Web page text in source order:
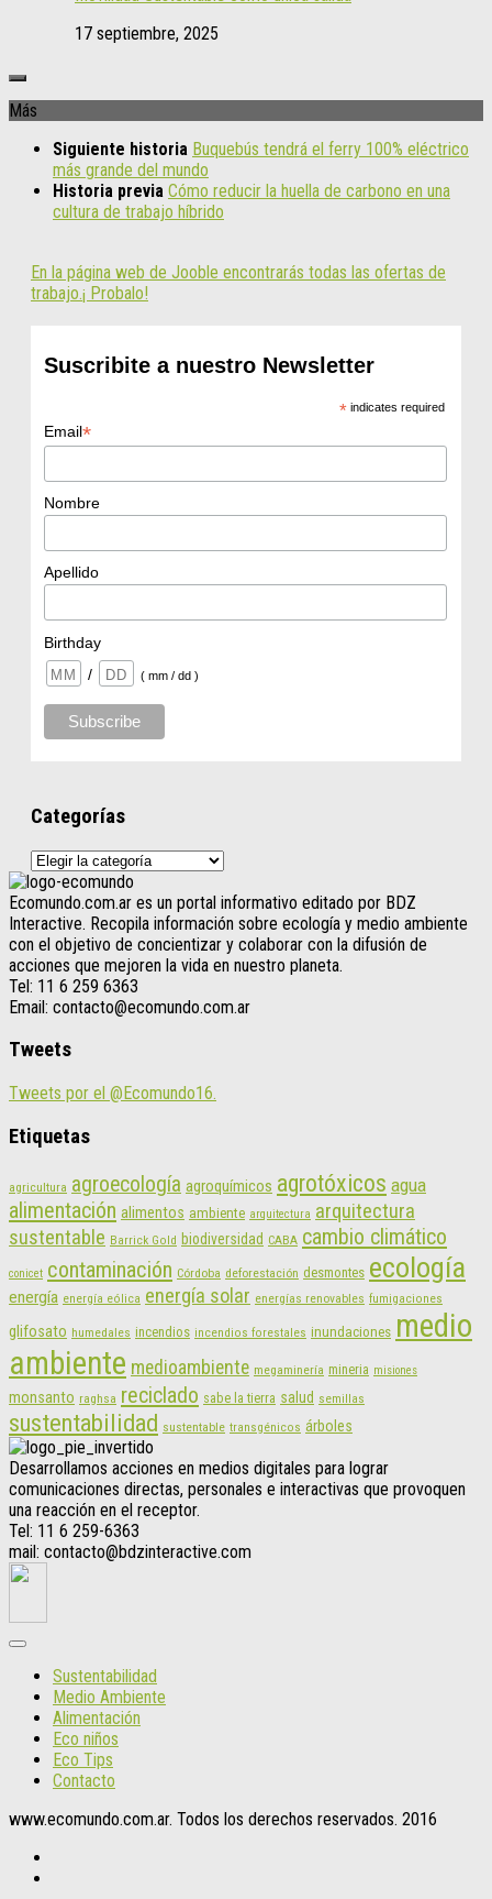
17 septiembre, 2025
Más
Siguiente historia Buquebús tendrá el ferry 100% eléctrico
más grande del mundo
Historia previa Cómo reducir la huella de carbono en una
cultura de trabajo híbrido
En la página web de Jooble encontrarás todas las ofertas de
trabajo.¡ Probalo!
Suscribite a nuestro Newsletter
*indicates required
Email*
Nombre
Apellido
Birthday
/
( mm / dd )
Categorías
Categorías
Ecomundo.com.ar es un portal informativo editado por BDZ
Interactive. Recopila información sobre ecología y medio ambiente
con el objetivo de concientizar y colaborar con la difusión de
acciones que mejoren la vida en nuestro planeta.
Tel: 11 6 259 6363
Email: contacto@ecomundo.com.ar
Tweets
Tweets por el @Ecomundo16.
Etiquetas
agricultura agroecología agroquímicos agrotóxicos agua
alimentación alimentos ambiente arquitectura arquitectura
sustentable Barrick Gold biodiversidad CABA cambio climático
conicet contaminación Córdoba deforestación desmontes ecología
energía energía eólica energía solar energías renovables fumigaciones
glifosato humedales incendios incendios forestales inundaciones medio
ambiente medioambiente megaminería mineria misiones
monsanto raghsa reciclado sabe la tierra salud semillas
sustentabilidad sustentable transgénicos árboles
Desarrollamos acciones en medios digitales para lograr
comunicaciones directas, personales e interactivas que provoquen
una reacción en el receptor.
Tel: 11 6 259-6363
mail: contacto@bdzinteractive.com
Sustentabilidad
Medio Ambiente
Alimentación
Eco niños
Eco Tips
Contacto
www.ecomundo.com.ar. Todos los derechos reservados. 2016